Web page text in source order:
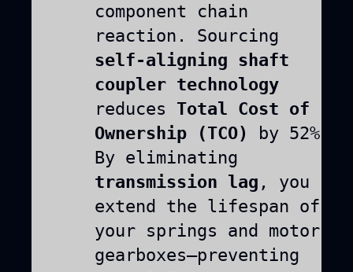
component chain
reaction. Sourcing
self-aligning shaft
coupler technology
reduces Total Cost of
Ownership (TCO)
by 52%.
By eliminating
transmission lag , you
extend the lifespan of
your springs and motor
gearboxes—preventing